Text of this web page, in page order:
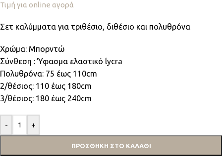
Τιμή για online αγορά
Σετ καλύμματα για τριθέσιο, διθέσιο και πολυθρόνα
Χρώμα: Μπορντώ
Σύνθεση : Ύφασμα ελαστικό lycra
Πολυθρόνα: 75 έως 110cm
2/θέσιος: 110 έως 180cm
3/θέσιος: 180 έως 240cm
- +
ΠΡΟΣΘΉΚΗ ΣΤΟ ΚΑΛΆΘΙ